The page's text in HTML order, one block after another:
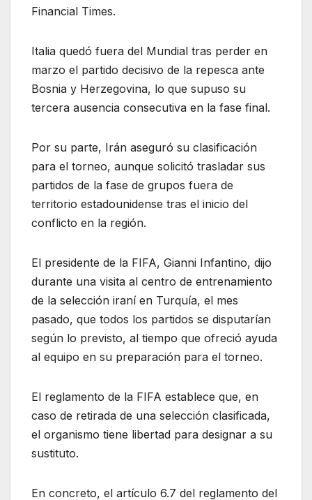
Financial Times.
Italia quedó fuera del Mundial tras perder en
marzo el partido decisivo de la repesca ante
Bosnia y Herzegovina, lo que supuso su
tercera ausencia consecutiva en la fase final.
Por su parte, Irán aseguró su clasificación
para el torneo, aunque solicitó trasladar sus
partidos de la fase de grupos fuera de
territorio estadounidense tras el inicio del
conflicto en la región.
El presidente de la FIFA, Gianni Infantino, dijo
durante una visita al centro de entrenamiento
de la selección iraní en Turquía, el mes
pasado, que todos los partidos se disputarían
según lo previsto, al tiempo que ofreció ayuda
al equipo en su preparación para el torneo.
El reglamento de la FIFA establece que, en
caso de retirada de una selección clasificada,
el organismo tiene libertad para designar a su
sustituto.
En concreto, el artículo 6.7 del reglamento del